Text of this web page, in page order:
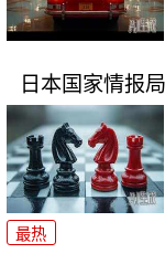
日本国家情报
最热